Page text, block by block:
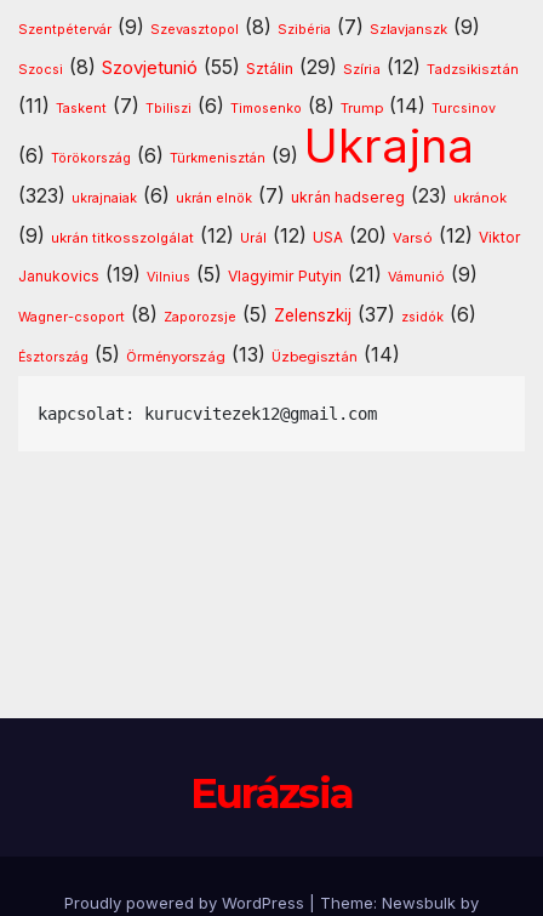
Szentpétervár (9) Szevasztopol (8) Szibéria (7) Szlavjanszk (9)
Szocsi (8) Szovjetunió (55) Sztálin (29) Szíria (12) Tadzsikisztán
(11) Taskent (7) Tbiliszi (6) Timosenko (8) Trump (14) Turcsinov
(6) Törökország (6) Türkmenisztán (9) Ukrajna
(323) ukrajnaiak (6) ukrán elnök (7) ukrán hadsereg (23) ukránok
(9) ukrán titkosszolgálat (12) Urál (12) USA (20) Varsó (12) Viktor
Janukovics (19) Vilnius (5) Vlagyimir Putyin (21) Vámunió (9)
Wagner-csoport (8) Zaporozsje (5) Zelenszkij (37) zsidók (6)
Észtország (5) Örményország (13) Üzbegisztán (14)
kapcsolat: kurucvitezek12@gmail.com
Eurázsia
Proudly powered by WordPress Theme: Newsbulk by